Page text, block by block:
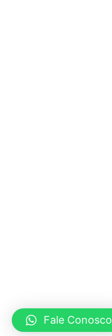
Fale Conosco